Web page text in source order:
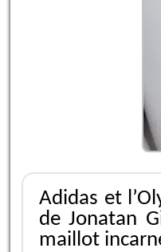
Adidas et
de Jonatan
maillot